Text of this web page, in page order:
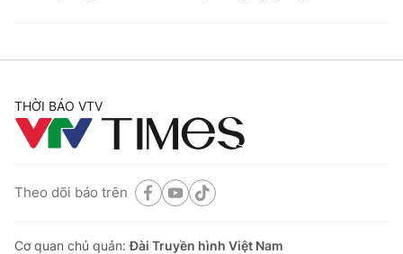
THỜI BÁO VTV
Theo dõi báo trên
Cơ quan chủ quản:Đài Truyền hình Việt Nam